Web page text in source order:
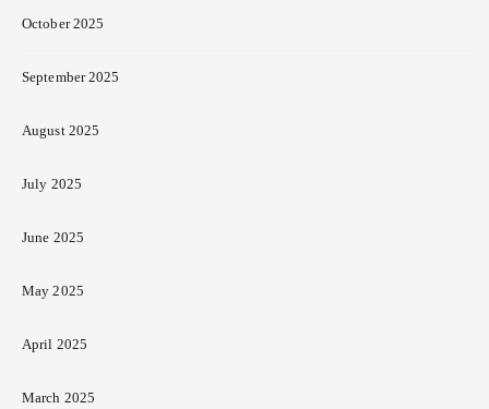
October 2025
September 2025
August 2025
July 2025
June 2025
May 2025
April 2025
March 2025